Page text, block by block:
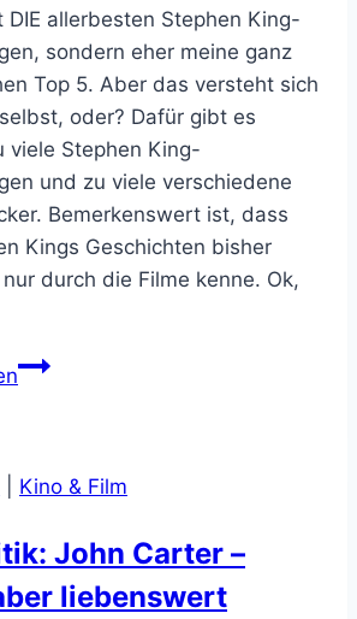
DIE allerbesten Stephen King-
sondern eher meine ganz
Top 5. Aber das versteht sich
oder? Dafür gibt es
viele Stephen King-
und zu viele verschiedene
Bemerkenswert ist, dass
Kings Geschichten bisher
durch die Filme kenne. Ok,
Die
King-
Kino & Film
John Carter –
liebenswert